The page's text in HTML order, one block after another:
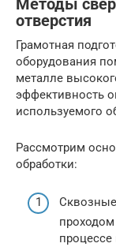
Методы
отверстия
Грамотная
оборудования
металле
эффективность
используемого
Рассмотрим
обработки: